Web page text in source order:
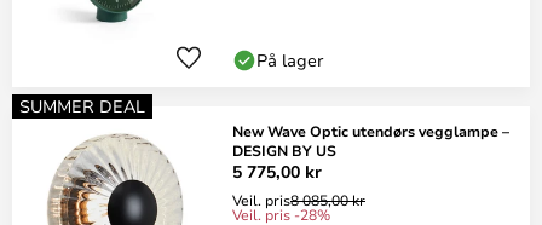
På lager
SUMMER DEAL
New Wave Optic utendørs vegglampe –
DESIGN BY US
5 775,00 kr
Veil. pris8 085,00 kr
Veil. pris -28%